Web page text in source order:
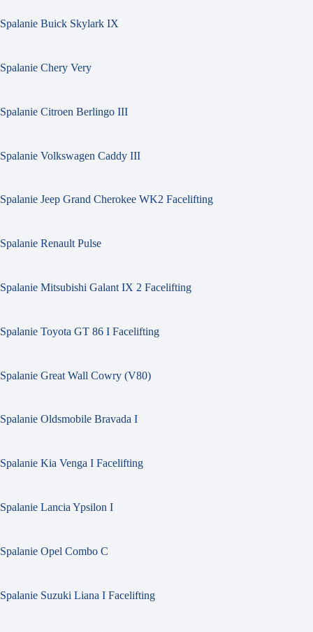
Spalanie Buick Skylark IX
Spalanie Chery Very
Spalanie Citroen Berlingo III
Spalanie Volkswagen Caddy III
Spalanie Jeep Grand Cherokee WK2 Facelifting
Spalanie Renault Pulse
Spalanie Mitsubishi Galant IX 2 Facelifting
Spalanie Toyota GT 86 I Facelifting
Spalanie Great Wall Cowry (V80)
Spalanie Oldsmobile Bravada I
Spalanie Kia Venga I Facelifting
Spalanie Lancia Ypsilon I
Spalanie Opel Combo C
Spalanie Suzuki Liana I Facelifting